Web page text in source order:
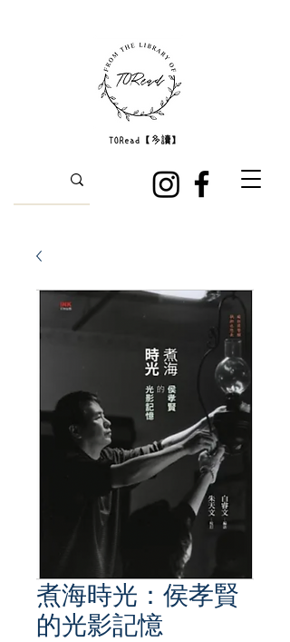
煮海時光：侯孝賢
的光影記憶